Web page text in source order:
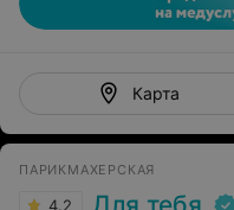
Карта
ПАРИКМАХЕРСКАЯ
4.2